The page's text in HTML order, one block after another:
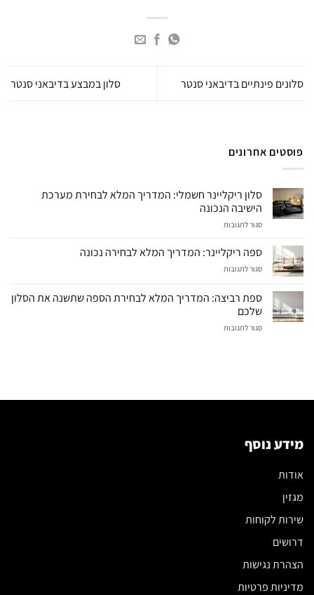
סלונים פינתיים בדיבאני סנטר סלון במבצע בדיבאני סנטר
פוסטים אחרונים
סלון ריקליינר חשמלי: המדריך המלא לבחירת מערכת
הישיבה הנכונה
סגור לתגובות
ריקליינר
המדריך
לבחירת
הנכונה
ספה ריקליינר: המדריך המלא לבחירה נכונה
סגור לתגובות
המדריך
לבחירה
ספת רביצה: המדריך המלא לבחירת הספה שתשנה את הסלון
שלכם
סגור לתגובות
הספה
מידע נוסף
אודות
מגזין
שירות לקוחות
דרושים
הצהרת נגישות
מדיניות פרטיות